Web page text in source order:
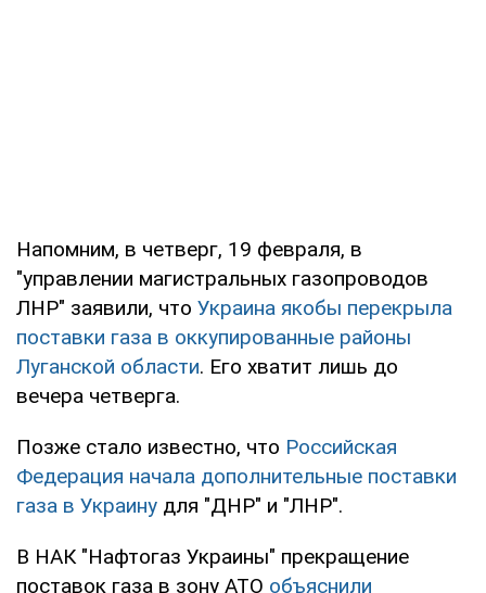
Напомним, в четверг, 19 февраля, в
"управлении магистральных газопроводов
ЛНР" заявили, что Украина якобы перекрыла
поставки газа в оккупированные районы
Луганской области. Его хватит лишь до
вечера четверга.
Позже стало известно, что Российская
Федерация начала дополнительные поставки
газа в Украину для "ДНР" и "ЛНР".
В НАК "Нафтогаз Украины" прекращение
поставок газа в зону АТО объяснили